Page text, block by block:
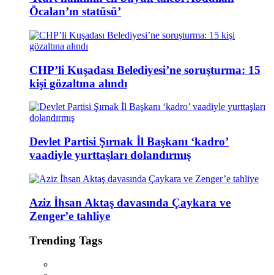
Öcalan’ın statüsü’
CHP’li Kuşadası Belediyesi’ne soruşturma: 15
kişi gözaltına alındı
Devlet Partisi Şırnak İl Başkanı ‘kadro’
vaadiyle yurttaşları dolandırmış
Aziz İhsan Aktaş davasında Çaykara ve
Zenger’e tahliye
Trending Tags